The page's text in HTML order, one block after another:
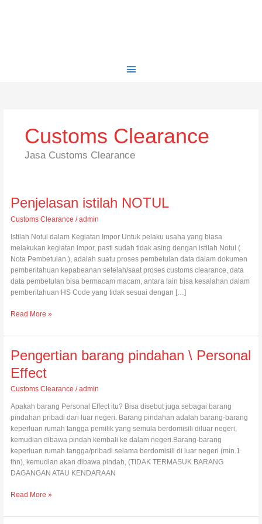
Customs Clearance
Jasa Customs Clearance
Penjelasan istilah NOTUL
Customs Clearance /admin
Istilah Notul dalam Kegiatan Impor Untuk pelaku usaha yang biasa
melakukan kegiatan impor, pasti sudah tidak asing dengan istilah Notul (
Nota Pembetulan ), adalah suatu proses pembetulan data dalam dokumen
pemberitahuan kepabeanan setelah/saat proses customs clearance, data
data pembetulan bisa bermacam macam, antara lain bisa kesalahan dalam
pemberitahuan HS Code yang tidak sesuai dengan […]
Penjelasan
istilah
NOTUL
Read More »
Pengertian barang pindahan \ Personal
Effect
Customs Clearance /admin
Apakah barang Personal Effect itu? Bisa disebut juga sebagai barang
pindahan pribadi dari luar negeri. Barang pindahan adalah barang-barang
keperluan rumah tangga pemilik yang semula berdomisili diluar negeri,
kemudian dibawa pindah kembali ke dalam negeri.Barang-barang
keperluan rumah tangga/pribadi selama berdomisili di luar negeri (min.1
thn), kemudian akan dibawa pindah, (TIDAK TERMASUK BARANG
DAGANGAN ATAU KENDARAAN
Pengertian
barang
pindahan
\
Effect
Read More »